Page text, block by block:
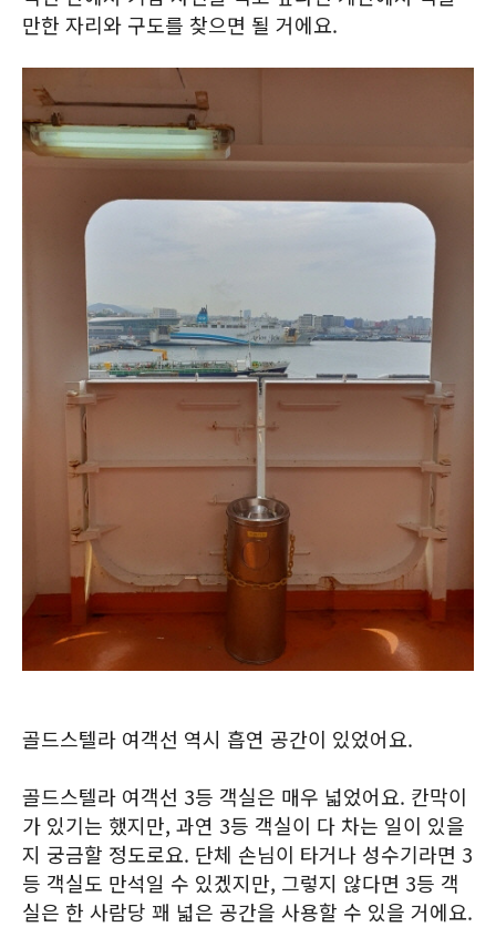
만한 자리와 구도를 찾으면 될 거에요.
골드스텔라 여객선 역시 흡연 공간이 있었어요.
골드스텔라 여객선 3등 객실은 매우 넓었어요. 칸막이
가 있기는 했지만, 과연 3등 객실이 다 차는 일이 있을
지 궁금할 정도로요. 단체 손님이 타거나 성수기라면 3
등 객실도 만석일 수 있겠지만, 그렇지 않다면 3등 객
실은 한 사람당 꽤 넓은 공간을 사용할 수 있을 거에요.